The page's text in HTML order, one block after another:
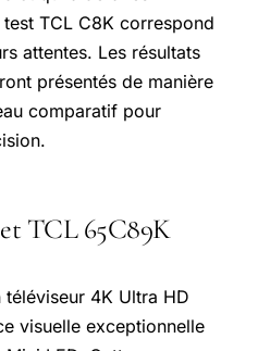
TCL C8K correspond
attentes. Les résultats
présentés de manière
comparatif pour
TCL 65C89K
4K Ultra HD
visuelle exceptionnelle